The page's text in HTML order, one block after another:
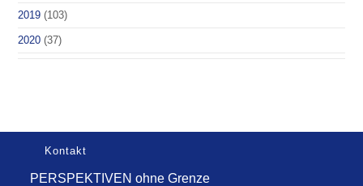
2019 (103)
2020 (37)
Kontakt
PERSPEKTIVEN ohne Grenze